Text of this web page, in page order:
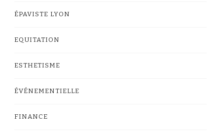
ÉPAVISTE LYON
EQUITATION
ESTHETISME
ÉVÉNEMENTIELLE
FINANCE